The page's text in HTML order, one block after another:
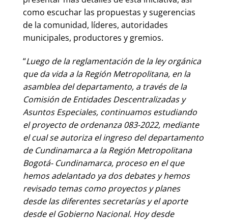
como escuchar las propuestas y sugerencias
de la comunidad, líderes, autoridades
municipales, productores y gremios.
“Luego de la reglamentación de la ley orgánica
que da vida a la Región Metropolitana, en la
asamblea del departamento, a través de la
Comisión de Entidades Descentralizadas y
Asuntos Especiales, continuamos estudiando
el proyecto de ordenanza 083-2022, mediante
el cual se autoriza el ingreso del departamento
de Cundinamarca a la Región Metropolitana
Bogotá- Cundinamarca, proceso en el que
hemos adelantado ya dos debates y hemos
revisado temas como proyectos y planes
desde las diferentes secretarías y el aporte
desde el Gobierno Nacional. Hoy desde